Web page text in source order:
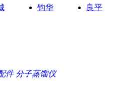
钧华 良平
件 分子蒸馏仪